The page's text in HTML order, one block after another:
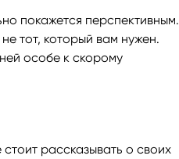
покажется перспективным.
тот, который вам нужен.
особе к скорому
рассказывать о своих